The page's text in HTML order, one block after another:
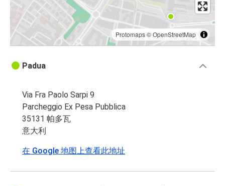
Protomaps©OpenStreetMap
Padua
Via Fra Paolo Sarpi 9
Parcheggio Ex Pesa Pubblica
35131 帕多瓦
意大利
在 Google 地图上查看此地址